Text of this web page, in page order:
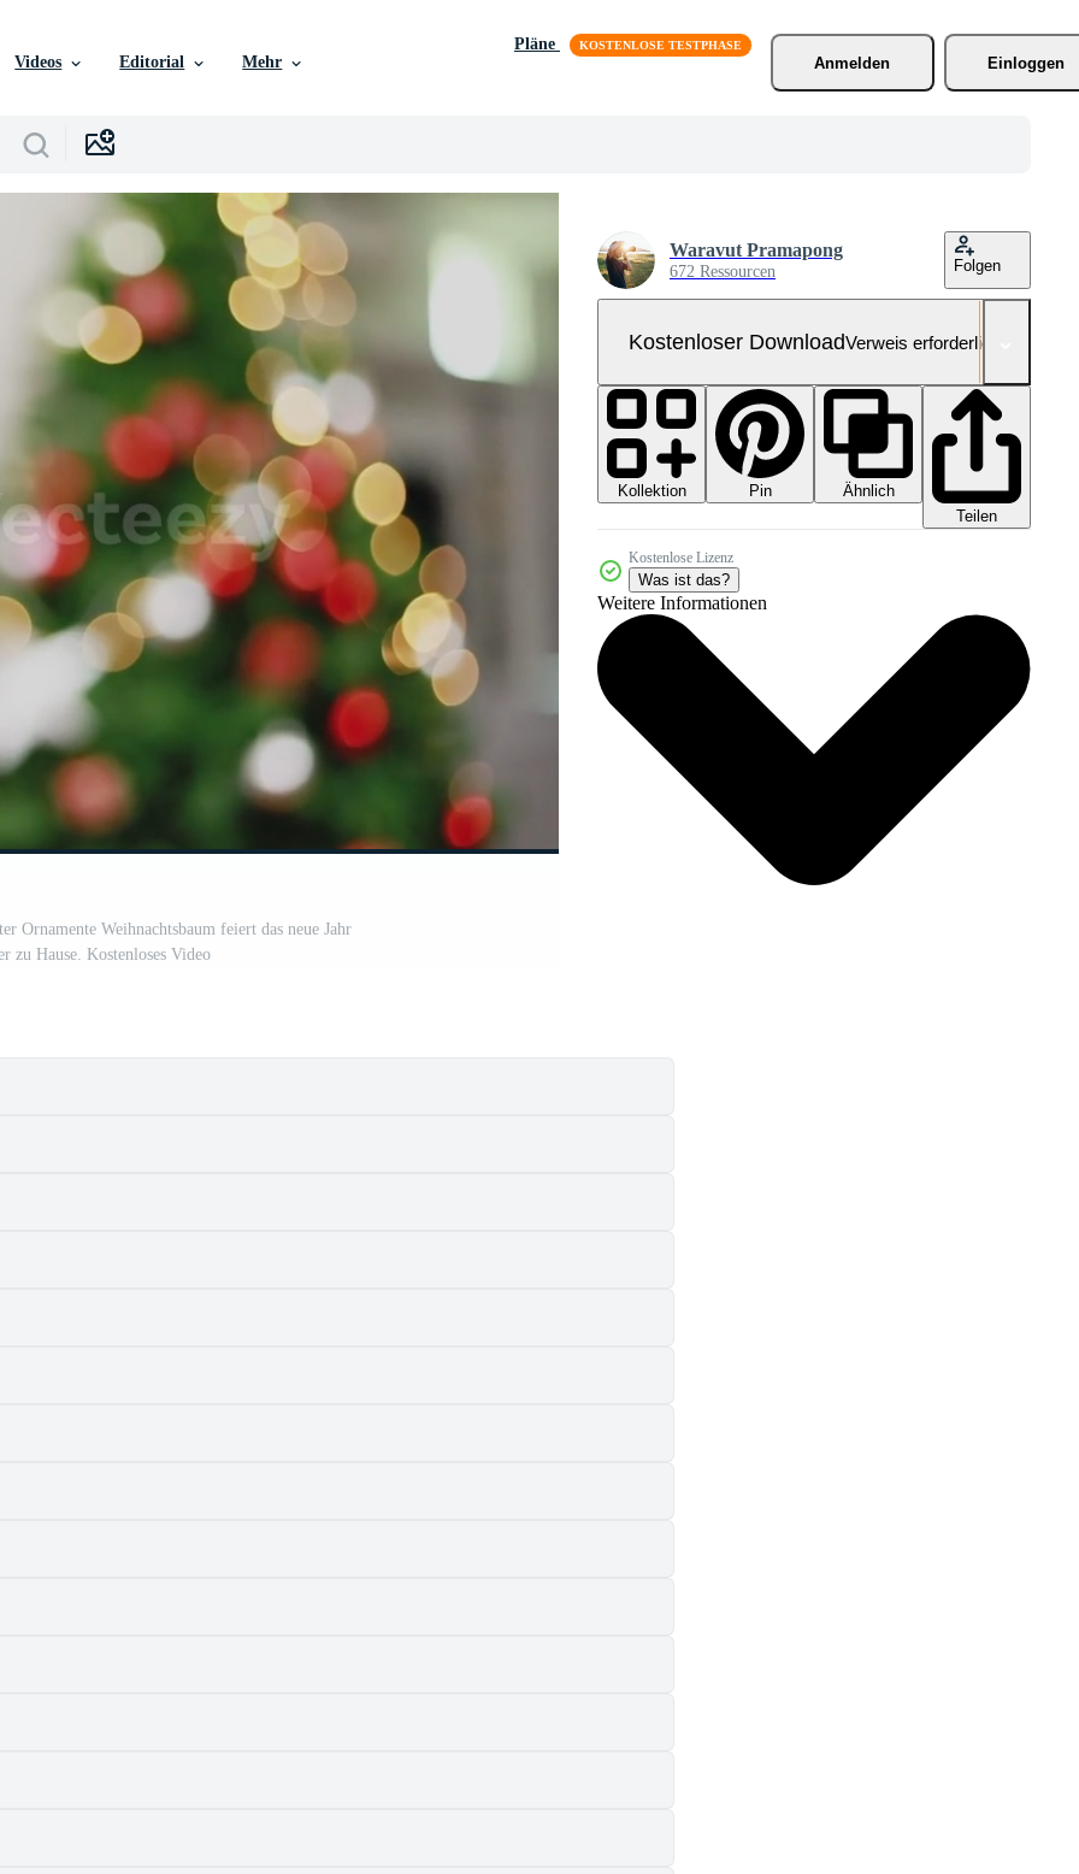
Videos Editorial Mehr
Pläne
Anmelden
Einloggen
Ornamente Weihnachtsbaum feiert das neue Jahr
zu Hause. Kostenloses Video
Waravut Pramapong
672 Ressourcen Folgen
Kostenloser DownloadVerweis erforderlich
Kollektion Pin
Ähnlich
Teilen
Kostenlose Lizenz
Was ist das?
Weitere Informationen